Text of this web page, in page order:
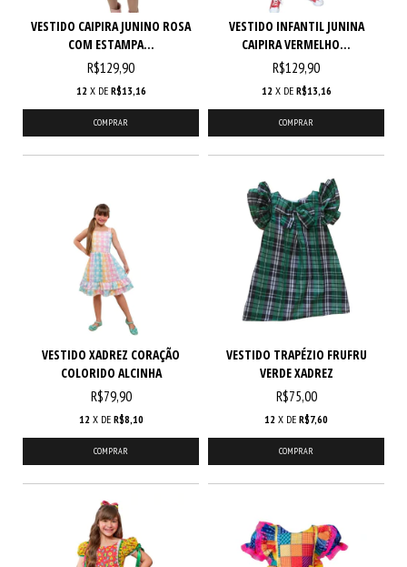
VESTIDO CAIPIRA JUNINO ROSA
COM ESTAMPA...
R$129,90
12 X DE R$13,16
COMPRAR
VESTIDO INFANTIL JUNINA
CAIPIRA VERMELHO...
R$129,90
12 X DE R$13,16
COMPRAR
VESTIDO XADREZ CORAÇÃO
COLORIDO ALCINHA
R$79,90
12 X DE R$8,10
COMPRAR
VESTIDO TRAPÉZIO FRUFRU
VERDE XADREZ
R$75,00
12 X DE R$7,60
COMPRAR